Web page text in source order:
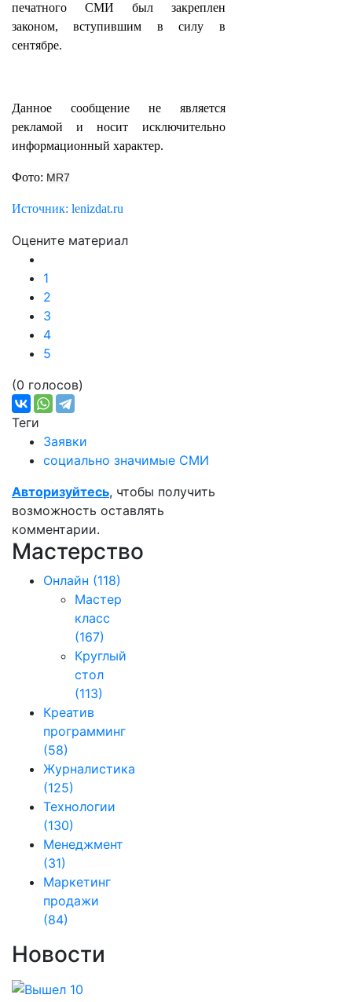
печатного СМИ был закреплен
законом, вступившим в силу в
сентябре.
Данное сообщение не является
рекламой и носит исключительно
информационный характер.
Фото: MR7
Источник: lenizdat.ru
Оцените материал
1
2
3
4
5
(0 голосов)
Теги
Заявки
социально значимые СМИ
Авторизуйтесь, чтобы получить
возможность оставлять
комментарии.
Мастерство
Онлайн (118)
Мастер
класс
(167)
Круглый
стол
(113)
Креатив
программинг
(58)
Журналистика
(125)
Технологии
(130)
Менеджмент
(31)
Маркетинг
продажи
(84)
Новости